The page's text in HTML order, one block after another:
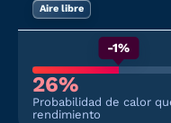
Aire libre
-1%
26%
Probabilidad de calor
rendimiento